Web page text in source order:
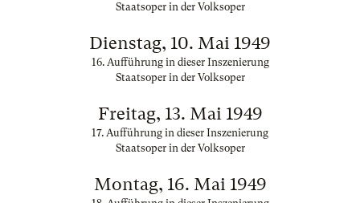
Staatsoper in der Volksoper
Dienstag, 10. Mai 1949
16. Aufführung in dieser Inszenierung
Staatsoper in der Volksoper
Freitag, 13. Mai 1949
17. Aufführung in dieser Inszenierung
Staatsoper in der Volksoper
Montag, 16. Mai 1949